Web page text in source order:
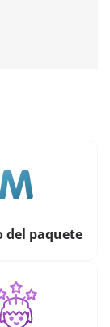
del paquete